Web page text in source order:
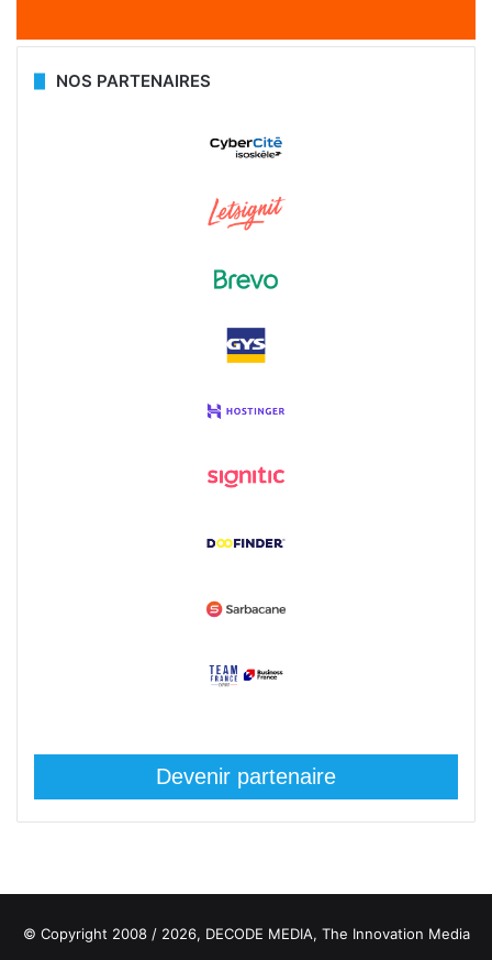
NOS PARTENAIRES
Devenir partenaire
© Copyright 2008 / 2026, DECODE MEDIA, The Innovation Media